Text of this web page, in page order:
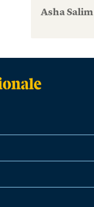
Asha Salim